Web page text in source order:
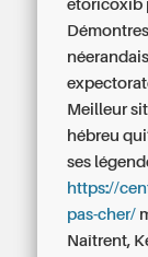
etoricoxib
Meilleur
hébreu
ses
https://
pas-cher/
Naîtrent,